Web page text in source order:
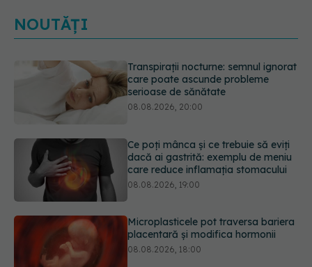
NOUTĂȚI
Ce poți mânca și ce trebuie să eviți
dacă ai gastrită: exemplu de meniu
care reduce inflamația stomacului
08.08.2026, 19:00
Microplasticele pot traversa bariera
placentară și modifica hormonii
Trucul genial cu ceai negru pentru
păr. Tot mai multe femei îl adoră
08.08.2026, 17:00